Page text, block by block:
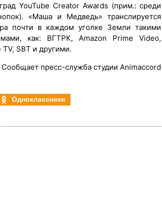
YouTube Creator Awards (прим.: среди
«Маша и Медведь» транслируется
почти в каждом уголке Земли такими
как: ВГТРК, Amazon Prime Video,
TV, SBT и другими.
Сообщает пресс-служба студии Animaccord
Одноклассники